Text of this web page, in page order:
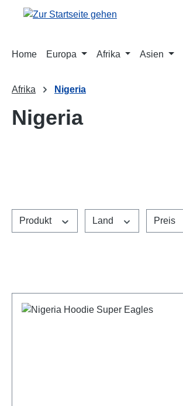
Hauptinhalt springen
Zur Suche springen
Zur Hauptnavigation springen
Home Europa Afrika Asien
Afrika Nigeria
Nigeria
Produkt Land Preis